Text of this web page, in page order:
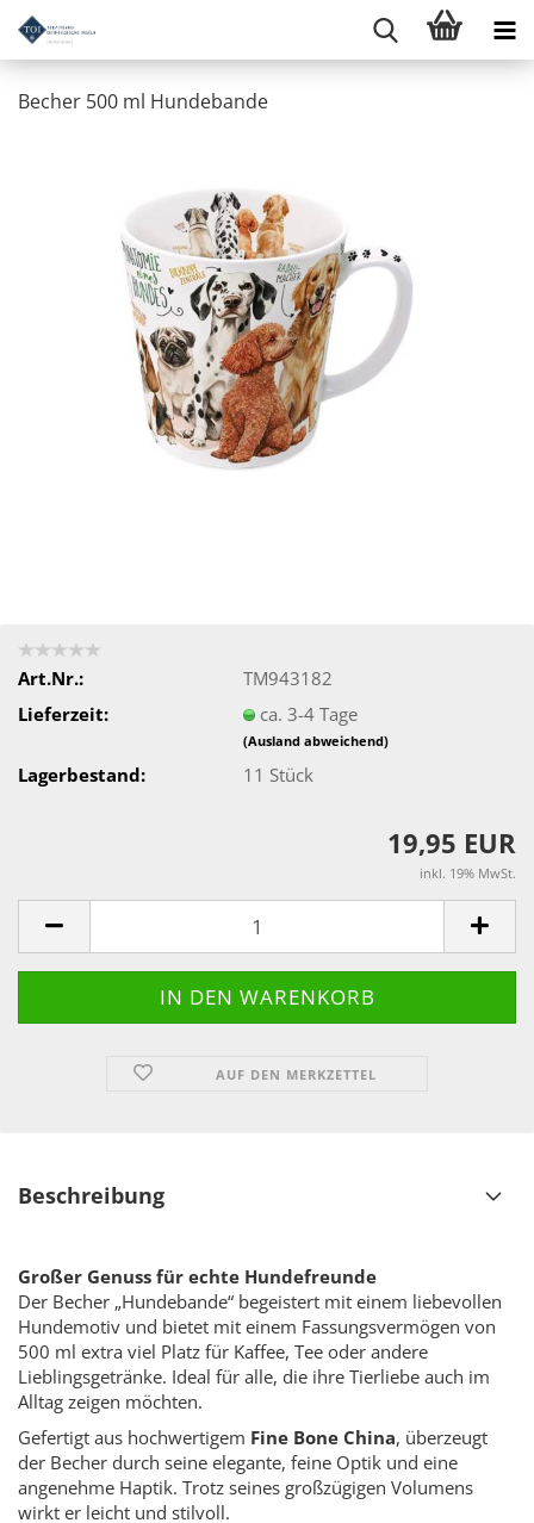
Becher 500 ml Hundebande
Art.Nr.:
TM943182
Lieferzeit:
ca. 3-4 Tage
(Ausland abweichend)
Lagerbestand: 11 Stück
19,95 EUR
inkl. 19% MwSt.
AUF DEN MERKZETTEL
Beschreibung
Großer Genuss für echte Hundefreunde
Der Becher „Hundebande“ begeistert mit einem liebevollen
Hundemotiv und bietet mit einem Fassungsvermögen von
500 ml extra viel Platz für Kaffee, Tee oder andere
Lieblingsgetränke. Ideal für alle, die ihre Tierliebe auch im
Alltag zeigen möchten.
Gefertigt aus hochwertigem Fine Bone China, überzeugt
der Becher durch seine elegante, feine Optik und eine
angenehme Haptik. Trotz seines großzügigen Volumens
wirkt er leicht und stilvoll.